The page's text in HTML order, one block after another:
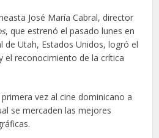
José María Cabral, director
, que estrenó el pasado lunes en
de Utah, Estados Unidos, logró el
el reconocimiento de la crítica
vez al cine dominicano a
se mercaden las mejores